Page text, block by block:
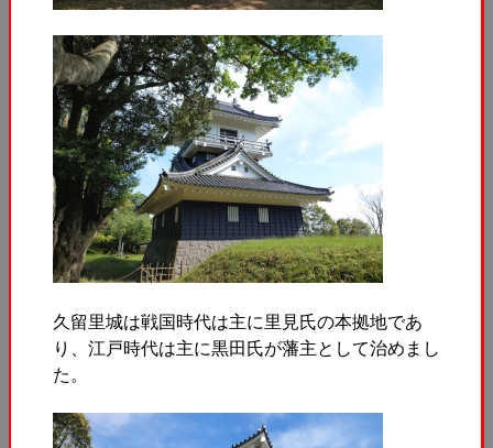
久留里城は戦国時代は主に里見氏の本拠地であ
り、江戸時代は主に黒田氏が藩主として治めまし
た。